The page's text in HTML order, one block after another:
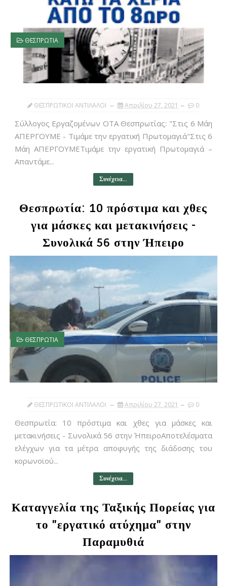
ΘΕΣΠΡΩΤΙΑ
ΘΕΣΠΡΩΤΙΚΟΙ ΑΝΤΙΛΑΛΟΙ Απριλίου 27, 2021 0
Σύλλογος Εργαζομένων ΟΤΑ Θεσπρωτίας: "Στις 6 Μάη
ΑΠΕΡΓΟΥΜΕ - Τιμάμε την εργατική Πρωτομαγιά"Στις 6
Μάη ΑΠΕΡΓΟΥΜΕΤιμάμε την εργατική Πρωτομαγιά –
Απαντάμε...
Συνέχεια...
Θεσπρωτία: 10 πρόστιμα και χθες
για μάσκες και μετακινήσεις -
Συνολικά 56 στην Ήπειρο
ΘΕΣΠΡΩΤΙΑ
ΘΕΣΠΡΩΤΙΚΟΙ ΑΝΤΙΛΑΛΟΙ Απριλίου 27, 2021 0
Θεσπρωτία: 10 πρόστιμα και χθες για μάσκες και
μετακινήσεις - Συνολικά 56 στην ΉπειροΑποτελέσματα
ελέγχων για τα μέτρα αποφυγής της διάδοσης του
κορωνοϊού...
Συνέχεια...
Καταγγελία της Ταξικής Πορείας για
το "εργατικό ατύχημα" στην
Παραμυθιά